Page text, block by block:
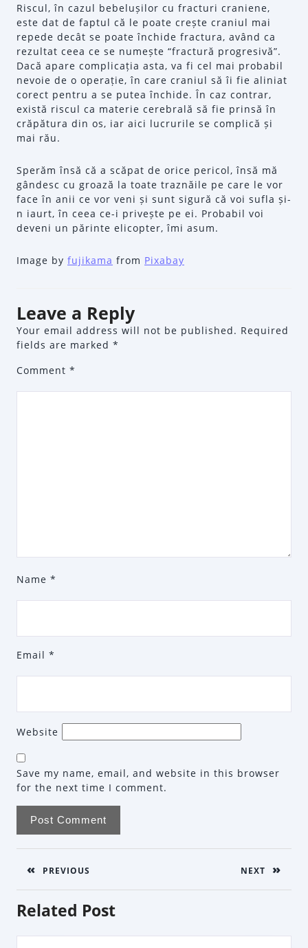
Riscul, în cazul bebelușilor cu fracturi craniene,
este dat de faptul că le poate crește craniul mai
repede decât se poate închide fractura, având ca
rezultat ceea ce se numește “fractură progresivă”.
Dacă apare complicația asta, va fi cel mai probabil
nevoie de o operație, în care craniul să îi fie aliniat
corect pentru a se putea închide. În caz contrar,
există riscul ca materie cerebrală să fie prinsă în
crăpătura din os, iar aici lucrurile se complică și
mai rău.
Sperăm însă că a scăpat de orice pericol, însă mă
gândesc cu groază la toate traznăile pe care le vor
face în anii ce vor veni și sunt sigură că voi sufla și-
n iaurt, în ceea ce-i privește pe ei. Probabil voi
deveni un părinte elicopter, îmi asum.
Image by fujikama from Pixabay
Leave a Reply
Your email address will not be published. Required
fields are marked *
Comment *
Name *
Email *
Website
Save my name, email, and website in this browser
for the next time I comment.
Post
navigation
PREVIOUS
post:
NEXT
Related Post